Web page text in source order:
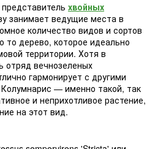
хвойных
занимает ведущие места в
количество видов и сортов
то дерево, которое идеально
территории. Хотя в
отряд вечнозеленых
гармонирует с другими
— именно такой, так
и неприхотливое растение,
на этот вид.